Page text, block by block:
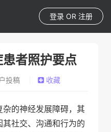
登录 OR 注册
者照护要点
投稿 收藏
的神经发展障碍，其
社交、沟通和行为的